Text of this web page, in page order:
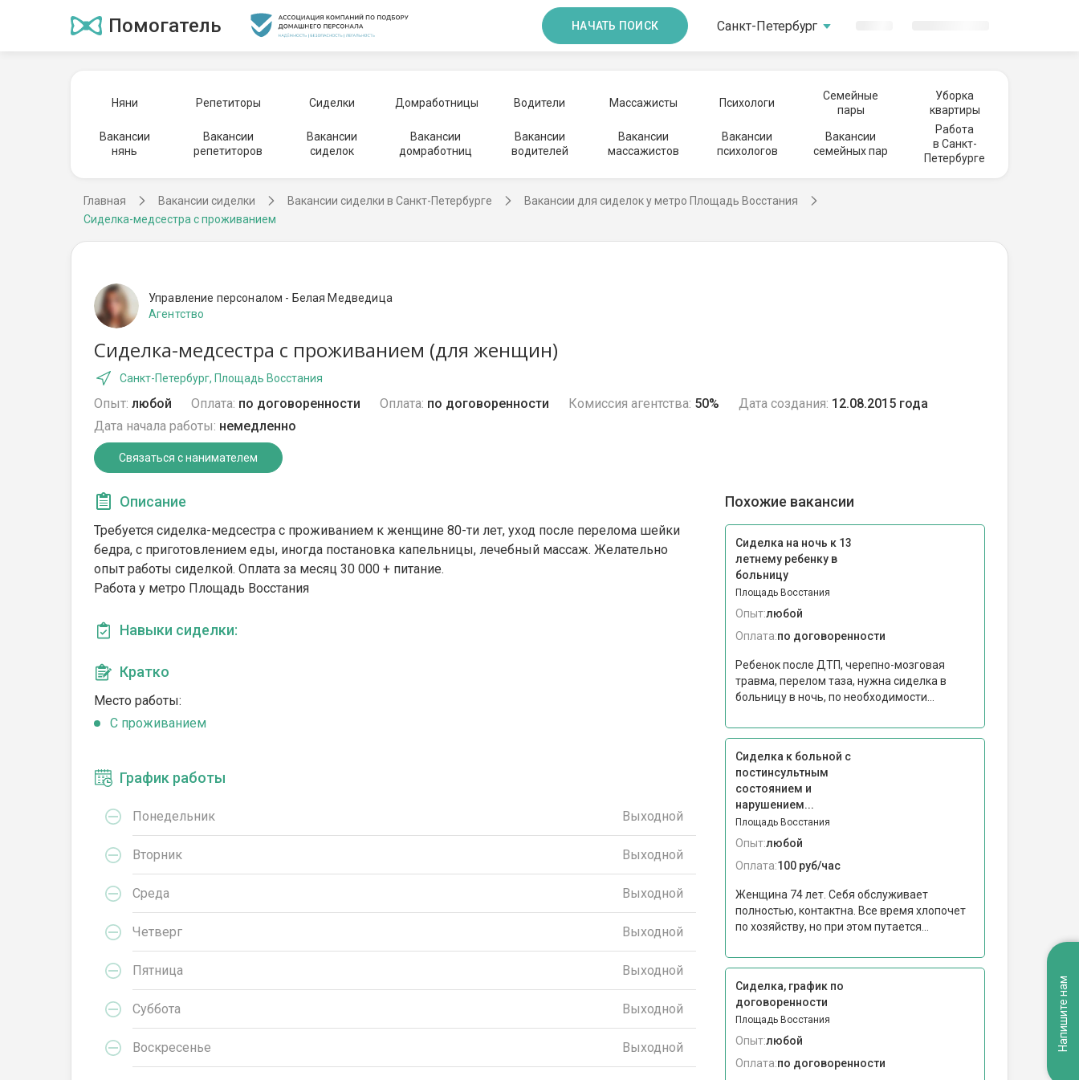
Помогатель НАЧАТЬ ПОИСК Санкт-Петербург
Няни Репетиторы Сиделки Домработницы Водители Массажисты Психологи
Семейные
пары
Уборка
квартиры
Вакансии
нянь
Вакансии
репетиторов
Вакансии
сиделок
Вакансии
домработниц
Вакансии
водителей
Вакансии
массажистов
Вакансии
психологов
Вакансии
семейных пар
Работа
в Санкт-
Петербурге
Главная Вакансии сиделки Вакансии сиделки в Санкт-Петербурге
Вакансии для сиделок у метро Площадь Восстания
Сиделка-медсестра с проживанием
Управление персоналом - Белая Медведица
Агентство
Сиделка-медсестра с проживанием (для женщин)
Санкт-Петербург, Площадь Восстания
Опыт: любой Оплата: по договоренности Оплата: по договоренности Комиссия агентства: 50% Дата создания: 12.08.2015 года
Дата начала работы: немедленно
Связаться с нанимателем
Описание
Требуется сиделка-медсестра с проживанием к женщине 80-ти лет, уход после перелома шейки
бедра, с приготовлением еды, иногда постановка капельницы, лечебный массаж. Желательно
опыт работы сиделкой. Оплата за месяц 30 000 + питание.
Работа у метро Площадь Восстания
Навыки сиделки:
Кратко
Место работы:
C проживанием
График работы
Понедельник Выходной
Вторник Выходной
Среда Выходной
Четверг Выходной
Пятница Выходной
Суббота Выходной
Воскресенье Выходной
Похожие вакансии
Сиделка на ночь к 13
летнему ребенку в
больницу
Площадь Восстания
Опыт:любой
Оплата:по договоренности
Ребенок после ДТП, черепно-мозговая
травма, перелом таза, нужна сиделка в
больницу в ночь, по необходимости...
Сиделка к больной с
постинсультным
состоянием и
нарушением...
Площадь Восстания
Опыт:любой
Оплата:100 руб/час
Женщина 74 лет. Себя обслуживает
полностью, контактна. Все время хлопочет
по хозяйству, но при этом путается...
Сиделка, график по
договоренности
Площадь Восстания
Опыт:любой
Оплата:по договоренности
Напишите нам